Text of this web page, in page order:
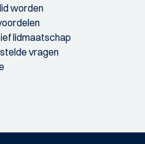
worden
lidmaatschap
vragen